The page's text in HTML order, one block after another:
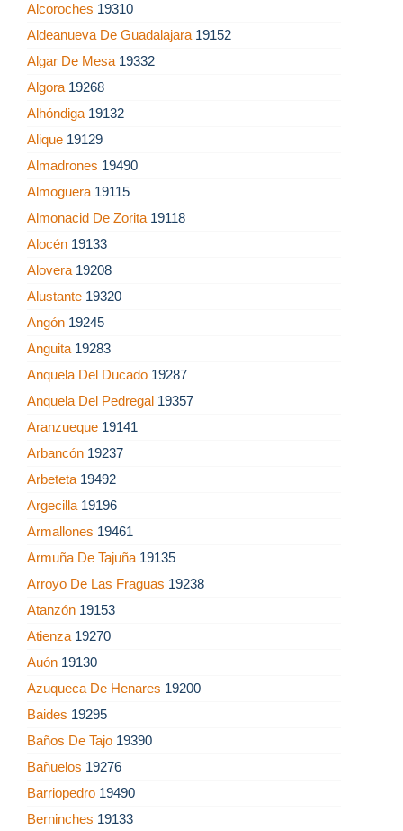
Alcoroches 19310
Aldeanueva De Guadalajara 19152
Algar De Mesa 19332
Algora 19268
Alhóndiga 19132
Alique 19129
Almadrones 19490
Almoguera 19115
Almonacid De Zorita 19118
Alocén 19133
Alovera 19208
Alustante 19320
Angón 19245
Anguita 19283
Anquela Del Ducado 19287
Anquela Del Pedregal 19357
Aranzueque 19141
Arbancón 19237
Arbeteta 19492
Argecilla 19196
Armallones 19461
Armuña De Tajuña 19135
Arroyo De Las Fraguas 19238
Atanzón 19153
Atienza 19270
Auón 19130
Azuqueca De Henares 19200
Baides 19295
Baños De Tajo 19390
Bañuelos 19276
Barriopedro 19490
Berninches 19133